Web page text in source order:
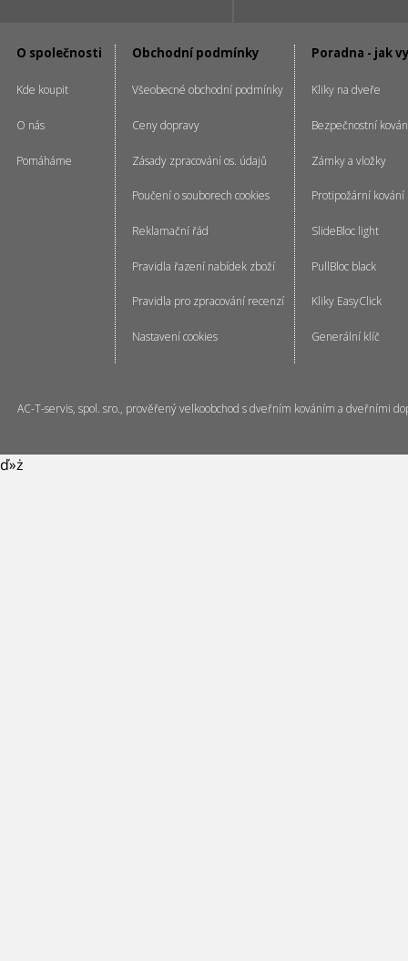
O společnosti
Kde koupit
O nás
Pomáháme
Obchodní podmínky
Všeobecné obchodní podmínky
Ceny dopravy
Zásady zpracování os. údajů
Poučení o souborech cookies
Reklamační řád
Pravidla řazení nabídek zboží
Pravidla pro zpracování recenzí
Nastavení cookies
Poradna - jak
Kliky na dveře
Bezpečnostní
Zámky a vložky
Protipožární kování
SlideBloc light
PullBloc black
Kliky EasyClick
Generální klíč
AC-T-servis, spol. sro., prověřený velkoobchod s dveřním kováním a dveřními
ď»ż